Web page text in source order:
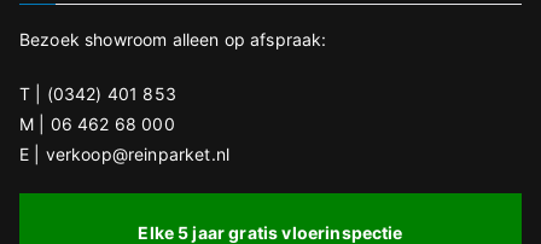
t
e
n
.
Bezoek showroom alleen op afspraak:
T | (0342) 401 853
M | 06 462 68 000
E | verkoop@reinparket.nl
Elke 5 jaar gratis vloerinspectie